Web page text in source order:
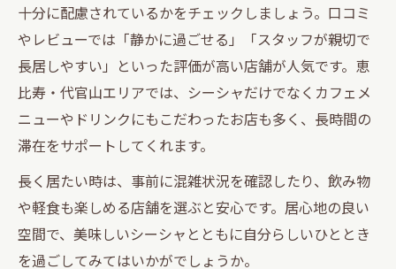
十分に配慮されているかをチェックしましょう。口コミ
やレビューでは「静かに過ごせる」「スタッフが親切で
長居しやすい」といった評価が高い店舗が人気です。恵
比寿・代官山エリアでは、シーシャだけでなくカフェメ
ニューやドリンクにもこだわったお店も多く、長時間の
滞在をサポートしてくれます。
長く居たい時は、事前に混雑状況を確認したり、飲み物
や軽食も楽しめる店舗を選ぶと安心です。居心地の良い
空間で、美味しいシーシャとともに自分らしいひととき
を過ごしてみてはいかがでしょうか。